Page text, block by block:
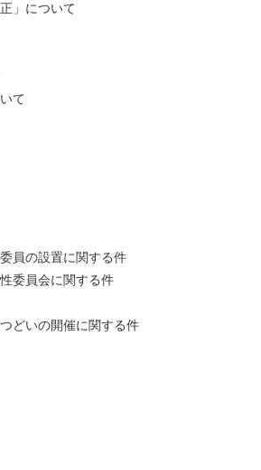
」について
て
員の設置に関する件
委員会に関する件
どいの開催に関する件